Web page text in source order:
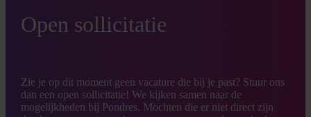
Open sollicitatie
Zie je op dit moment geen vacature die bij je past? Stuur ons
dan een open sollicitatie! We kijken samen naar de
mogelijkheden bij Pondres. Mochten die er niet direct zijn